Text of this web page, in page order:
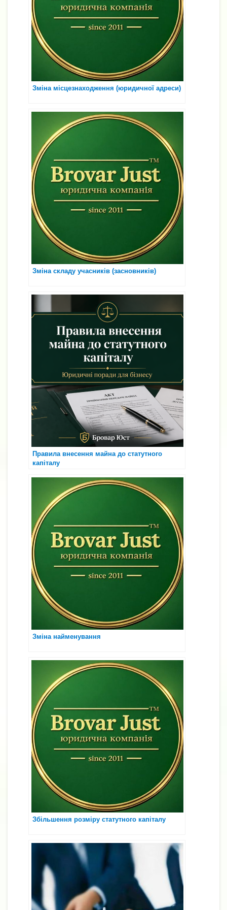
Зміна місцезнаходження (юридичної адреси)
Зміна складу учасників (засновників)
Правила внесення майна до статутного
капіталу
Зміна найменування
Збільшення розміру статутного капіталу